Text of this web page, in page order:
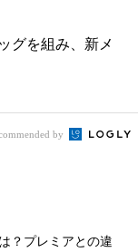
グを組み、新メ
by
？プレミアとの違